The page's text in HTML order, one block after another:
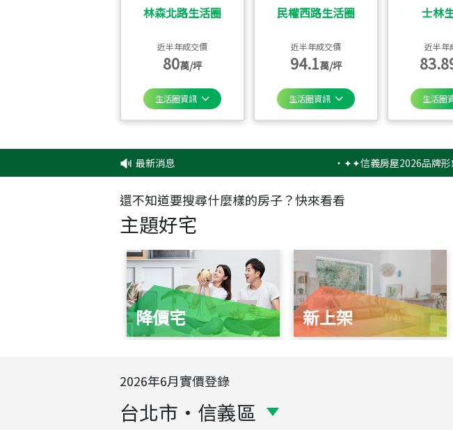
林森北路生活圈
近半年成交價
80萬/坪
生活圈資訊
民權西路生活圈
近半年成交價
94.1萬/坪
生活圈資訊
士林
近半年
生活圈
最新消息 ✦✦信義房屋2026品牌形象影片
還不知道要搜尋什麼樣的房子？快來看看
主題好宅
降價宅 新上架
2026年6月實價登錄
台北市 ・ 信義區